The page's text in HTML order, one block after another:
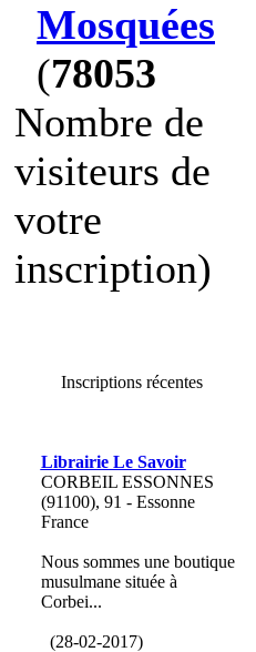
Mosquées
(78053
Nombre de
visiteurs de
votre
inscription)
Inscriptions récentes
Librairie Le Savoir
CORBEIL ESSONNES
(91100), 91 - Essonne
France
Nous sommes une boutique
musulmane située à
Corbei...
(28-02-2017)